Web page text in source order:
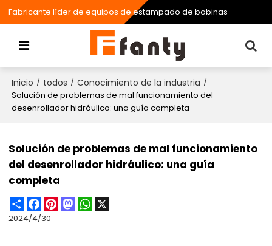
Fabricante líder de equipos de estampado de bobinas
Inicio / todos / Conocimiento de la industria /
Solución de problemas de mal funcionamiento del
desenrollador hidráulico: una guía completa
Solución de problemas de mal funcionamiento
del desenrollador hidráulico: una guía
completa
ShareFacebook
PinterestMastodonWhatsApp
2024/4/30